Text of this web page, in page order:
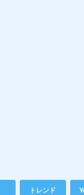
トレンド